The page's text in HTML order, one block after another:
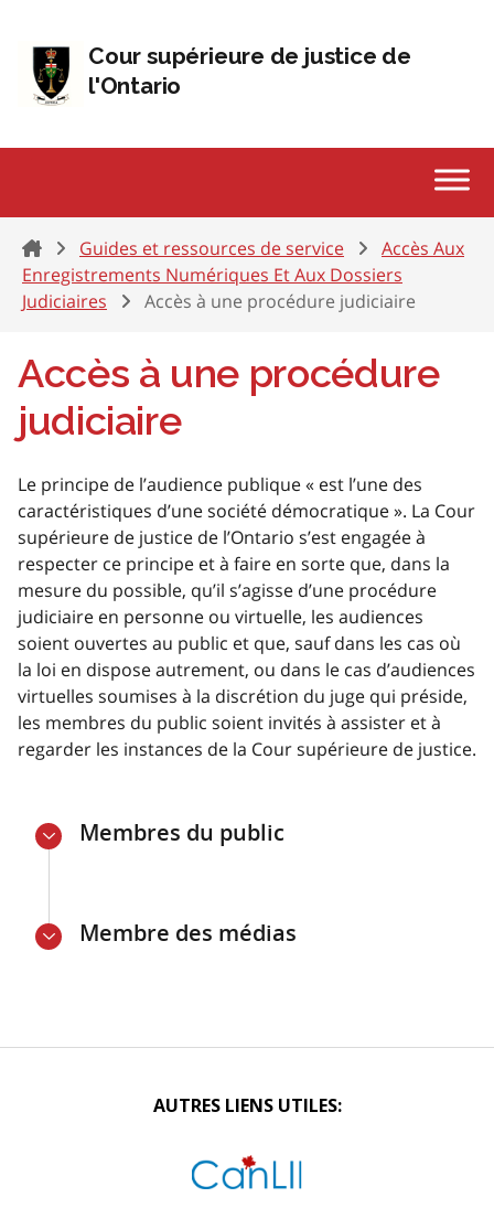
Cour supérieure de justice de
l'Ontario
HomeGuides et ressources de service
Accès Aux
Enregistrements Numériques Et Aux Dossiers
Judiciaires
Accès à une procédure judiciaire
Accès à une procédure
judiciaire
Le principe de l’audience publique « est l’une des
caractéristiques d’une société démocratique ». La Cour
supérieure de justice de l’Ontario s’est engagée à
respecter ce principe et à faire en sorte que, dans la
mesure du possible, qu’il s’agisse d’une procédure
judiciaire en personne ou virtuelle, les audiences
soient ouvertes au public et que, sauf dans les cas où
la loi en dispose autrement, ou dans le cas d’audiences
virtuelles soumises à la discrétion du juge qui préside,
les membres du public soient invités à assister et à
regarder les instances de la Cour supérieure de justice.
Membres du public
Membre des médias
AUTRES LIENS UTILES: